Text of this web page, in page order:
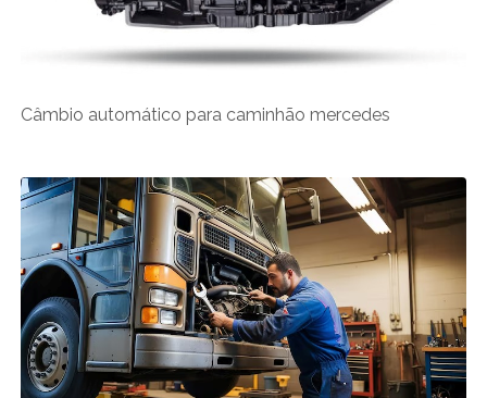
Câmbio automático para caminhão mercedes